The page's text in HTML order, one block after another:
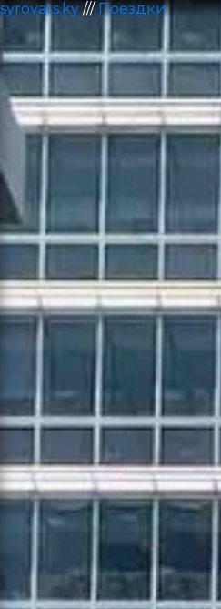
syrovats.ky /// Поездки